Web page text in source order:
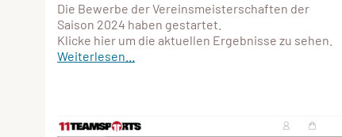
Die Bewerbe der Vereinsmeisterschaften der
Saison 2024 haben gestartet.
Klicke hier um die aktuellen Ergebnisse zu sehen.
Weiterlesen...